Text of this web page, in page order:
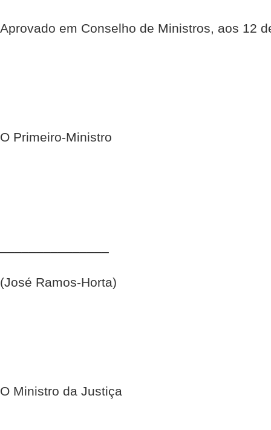
Aprovado em Conselho de Ministros, aos 12
O Primeiro-Ministro
(José Ramos-Horta)
O Ministro da Justiça